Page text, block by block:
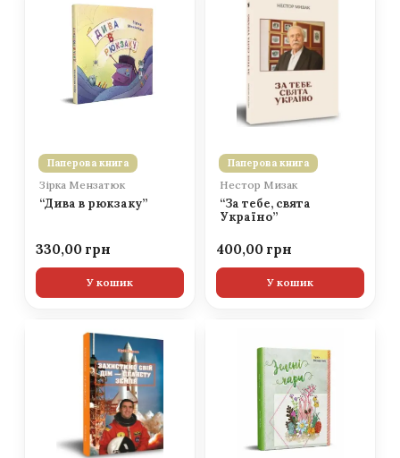
Паперова книга
Зірка Мензатюк
“Дива в рюкзаку”
330,00
У кошик
Паперова книга
Нестор Мизак
“За тебе, свята
Україно”
400,00
У кошик